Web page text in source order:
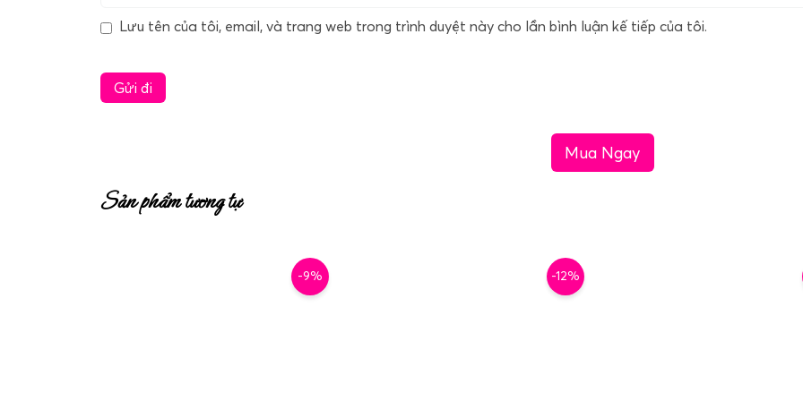
Lưu tên của tôi, email, và trang web trong trình duyệt này cho lần bình luận kế tiếp của tôi.
Mua Ngay
Sản phẩm tương tự
-9% -12%